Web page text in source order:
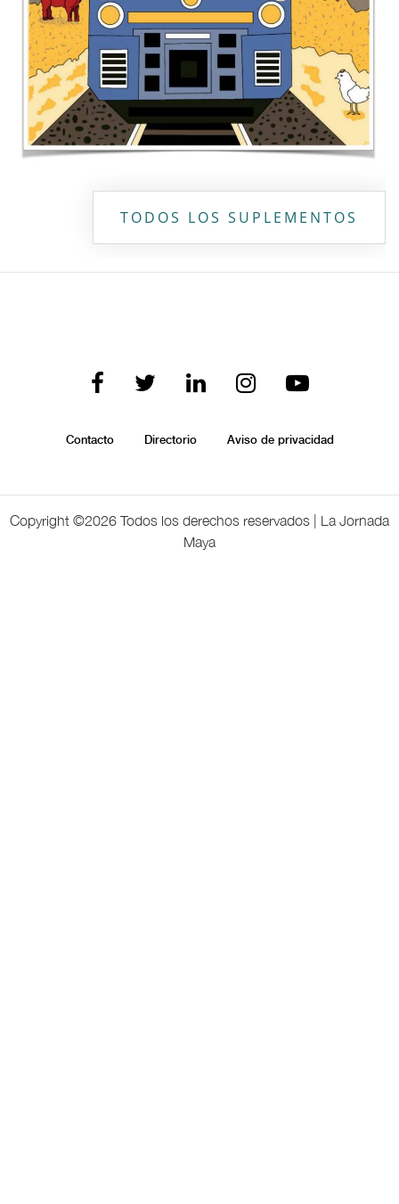
TODOS LOS SUPLEMENTOS
Contacto Directorio Aviso de privacidad
Copyright ©2026 Todos los derechos reservados | La Jornada
Maya